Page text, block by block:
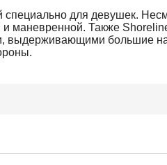
для девушек.
маневренной. Также
выдерживающими большие